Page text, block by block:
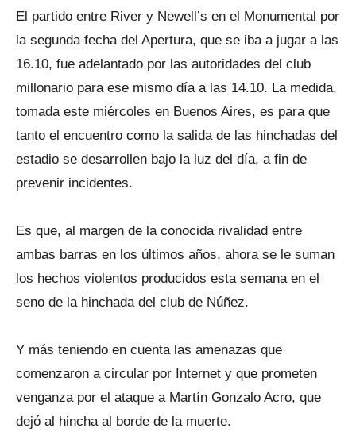
El partido entre River y Newell’s en el Monumental por
la segunda fecha del Apertura, que se iba a jugar a las
16.10, fue adelantado por las autoridades del club
millonario para ese mismo día a las 14.10. La medida,
tomada este miércoles en Buenos Aires, es para que
tanto el encuentro como la salida de las hinchadas del
estadio se desarrollen bajo la luz del día, a fin de
prevenir incidentes.
Es que, al margen de la conocida rivalidad entre
ambas barras en los últimos años, ahora se le suman
los hechos violentos producidos esta semana en el
seno de la hinchada del club de Núñez.
Y más teniendo en cuenta las amenazas que
comenzaron a circular por Internet y que prometen
venganza por el ataque a Martín Gonzalo Acro, que
dejó al hincha al borde de la muerte.